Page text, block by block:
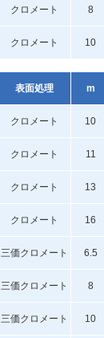
クロメート 8
クロメート 10
表面処理 m
クロメート 10
クロメート 11
クロメート 13
クロメート 16
三価クロメート 6.5
三価クロメート 8
三価クロメート 10